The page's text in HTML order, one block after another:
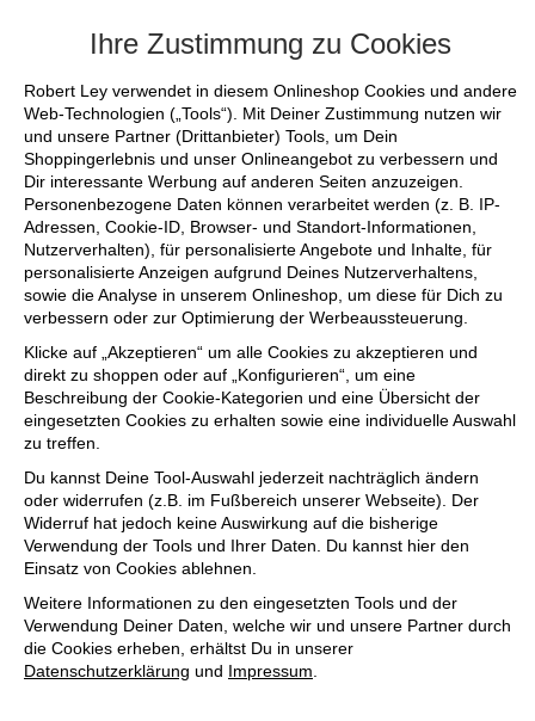
Ihre Zustimmung zu Cookies
Robert Ley verwendet in diesem Onlineshop Cookies und andere
Web-Technologien („Tools“). Mit Deiner Zustimmung nutzen wir
und unsere Partner (Drittanbieter) Tools, um Dein
Shoppingerlebnis und unser Onlineangebot zu verbessern und
Dir interessante Werbung auf anderen Seiten anzuzeigen.
Personenbezogene Daten können verarbeitet werden (z. B. IP-
Adressen, Cookie-ID, Browser- und Standort-Informationen,
Nutzerverhalten), für personalisierte Angebote und Inhalte, für
personalisierte Anzeigen aufgrund Deines Nutzerverhaltens,
sowie die Analyse in unserem Onlineshop, um diese für Dich zu
verbessern oder zur Optimierung der Werbeaussteuerung.
Klicke auf „Akzeptieren“ um alle Cookies zu akzeptieren und
direkt zu shoppen oder auf „Konfigurieren“, um eine
Beschreibung der Cookie-Kategorien und eine Übersicht der
eingesetzten Cookies zu erhalten sowie eine individuelle Auswahl
zu treffen.
Du kannst Deine Tool-Auswahl jederzeit nachträglich ändern
oder widerrufen (z.B. im Fußbereich unserer Webseite). Der
Widerruf hat jedoch keine Auswirkung auf die bisherige
Verwendung der Tools und Ihrer Daten. Du kannst hier den
Einsatz von Cookies ablehnen.
Weitere Informationen zu den eingesetzten Tools und der
Verwendung Deiner Daten, welche wir und unsere Partner durch
die Cookies erheben, erhältst Du in unserer
Datenschutzerklärung und Impressum.